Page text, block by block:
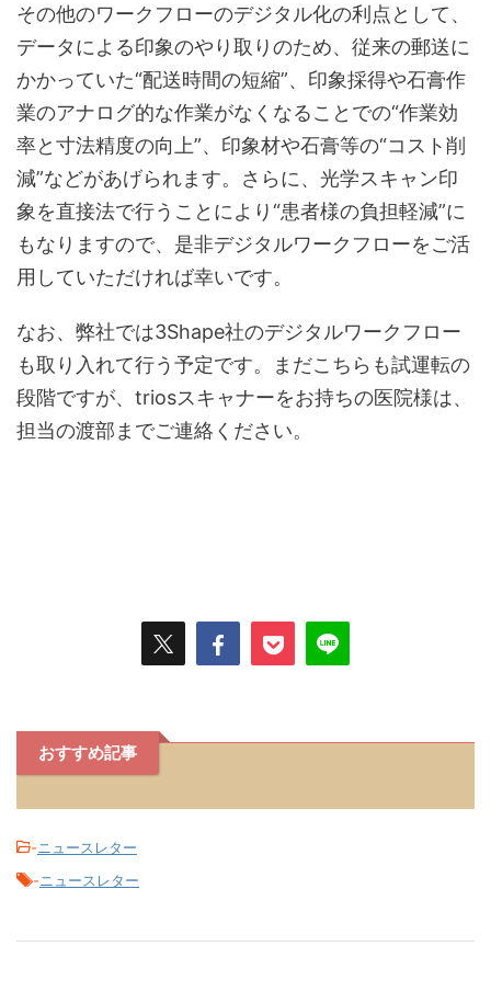
その他のワークフローのデジタル化の利点として、
データによる印象のやり取りのため、従来の郵送に
かかっていた“配送時間の短縮”、印象採得や石膏作
業のアナログ的な作業がなくなることでの“作業効
率と寸法精度の向上”、印象材や石膏等の“コスト削
減”などがあげられます。さらに、光学スキャン印
象を直接法で行うことにより“患者様の負担軽減”に
もなりますので、是非デジタルワークフローをご活
用していただければ幸いです。
なお、弊社では3Shape社のデジタルワークフロー
も取り入れて行う予定です。まだこちらも試運転の
段階ですが、triosスキャナーをお持ちの医院様は、
担当の渡部までご連絡ください。
おすすめ記事
-ニュースレター
-ニュースレター